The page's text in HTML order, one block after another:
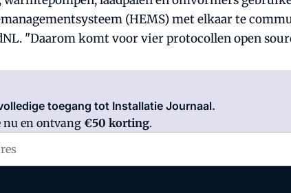
(HEMS) met elkaar te
"Daarom komt voor vier protocollen open
toegang tot Installatie Journaal.
nu en ontvang €50 korting.